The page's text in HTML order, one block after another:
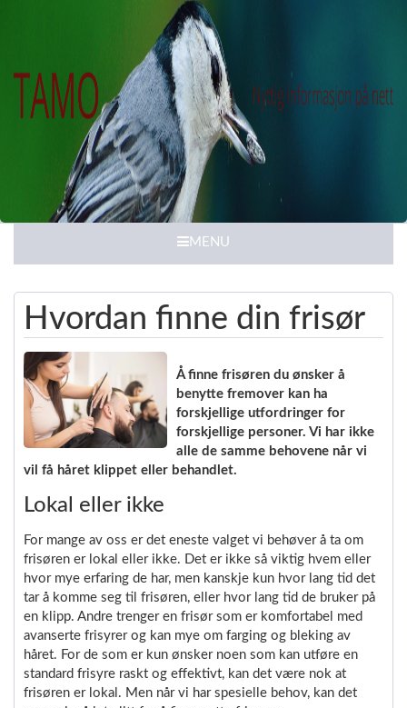
MENU
Hvordan finne din frisør
Å finne frisøren du ønsker å
benytte fremover kan ha
forskjellige utfordringer for
forskjellige personer. Vi har ikke
alle de samme behovene når vi
vil få håret klippet eller behandlet.
Lokal eller ikke
For mange av oss er det eneste valget vi behøver å ta om
frisøren er lokal eller ikke. Det er ikke så viktig hvem eller
hvor mye erfaring de har, men kanskje kun hvor lang tid det
tar å komme seg til frisøren, eller hvor lang tid de bruker på
en klipp. Andre trenger en frisør som er komfortabel med
avanserte frisyrer og kan mye om farging og bleking av
håret. For de som er kun ønsker noen som kan utføre en
standard frisyre raskt og effektivt, kan det være nok at
frisøren er lokal. Men når vi har spesielle behov, kan det